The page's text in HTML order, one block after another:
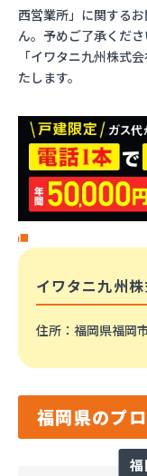
西営業所」に関する
ん。予めご了承くだ
「イワタニ九州株式
たします。
イワタニ九州
住所 ：福岡県福岡
福岡県のプ